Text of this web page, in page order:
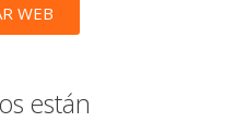
WEB
están